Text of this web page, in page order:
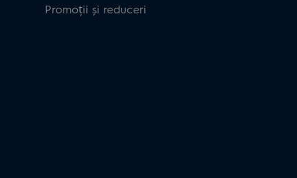
Promoții și reduceri